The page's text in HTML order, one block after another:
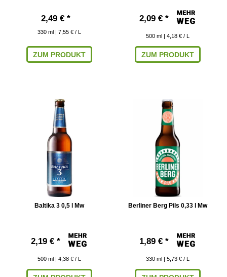
2,49 € *
330 ml | 7,55 € / L
ZUM PRODUKT
2,09 € *
500 ml | 4,18 € / L
ZUM PRODUKT
Baltika 3 0,5 l Mw
2,19 € *
500 ml | 4,38 € / L
Berliner Berg Pils 0,33 l Mw
1,89 € *
330 ml | 5,73 € / L